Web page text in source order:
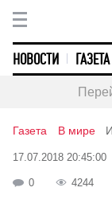
НОВОСТИ ГАЗЕТА
Газета В мире
17.07.2018 20:45:00
0 4244